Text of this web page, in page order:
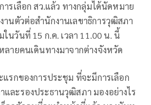
ารเลือก สว.แล้ว ทางกลุ่มได้นัดหมาย
านตัวต่อสำนักงานเลขาธิการวุฒิสภา
นวันที่ 15 ก.ค. เวลา 11.00 น. นี้
ลายคนเดินทางมาจากต่างจังหวัด
แรกของการประชุม ที่จะมีการเลือก
ละรองประธานวุฒิสภา มองอย่างไร